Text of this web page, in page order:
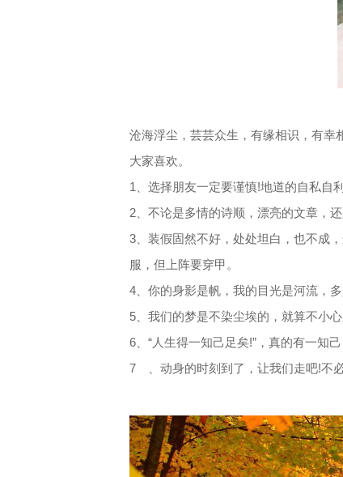
沧海浮尘，芸芸众生，有缘相识，有幸
大家喜欢。
1、选择朋友一定要谨慎!地道的自私自
2、不论是多情的诗顺，漂亮的文章，
3、装假固然不好，处处坦白，也不成
服，但上阵要穿甲。
4、你的身影是帆，我的目光是河流，
5、我们的梦是不染尘埃的，就算不小
6、“人生得一知己足矣!”，真的有一知
7 、动身的时刻到了，让我们走吧!不